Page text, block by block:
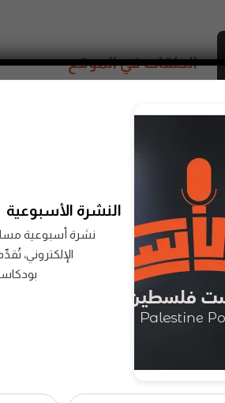
الحلقات في الموقع
قصتي مع أنواع الذكاءات وأثرها على تميزي
في الدراسة
النشرة الأسبوعية
نشرة أسبوعية